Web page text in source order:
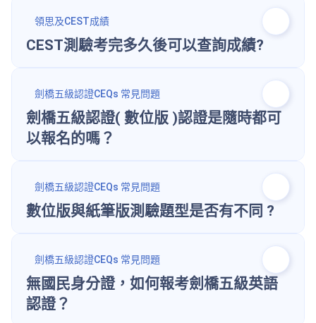
領思及CEST成績
CEST測驗考完多久後可以查詢成績?
劍橋五級認證CEQs 常見問題
劍橋五級認證( 數位版 )認證是隨時都可
以報名的嗎？
劍橋五級認證CEQs 常見問題
數位版與紙筆版測驗題型是否有不同 ?
劍橋五級認證CEQs 常見問題
無國民身分證，如何報考劍橋五級英語
認證？